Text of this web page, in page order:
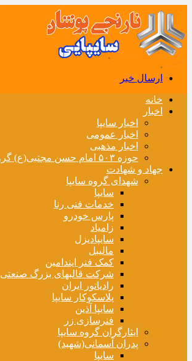
ارسال خبر
خانه
اخبار
اخبار سایپا
اخبار عمومی
اخبار مذهبی
حوزه ۵۰۳ امام حسن مجتبی(ع) گروه سایپا
جهاد و شهادت
شهدای گروه سایپا
سایپا
خدمات فنی رنا
پارس خودرو
زامیاد
سایپادیزل
مالیبل
کمک فنر ایندامین
شرکت قالبهای بزرگ صنعتی
رادیاتور ایران
پلاسکوکار سایپا
سایپا آذین
فنرسازی زر
ایثارگران گروه سایپا
پدران آسمانی(شهید)
سایپا